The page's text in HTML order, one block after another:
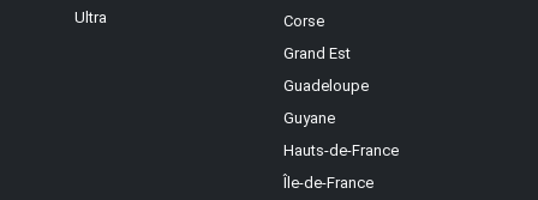
Ultra
Corse
Grand Est
Guadeloupe
Guyane
Hauts-de-France
Île-de-France